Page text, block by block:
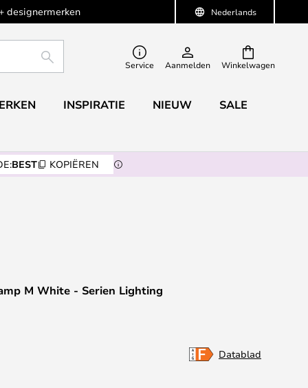
Nederlands
designermerken
Winkelwagen
ZOEKEN Service Aanmelden
INSPIRATIE NIEUW SALE
BEST KOPIËREN
M White - Serien Lighting
Datablad